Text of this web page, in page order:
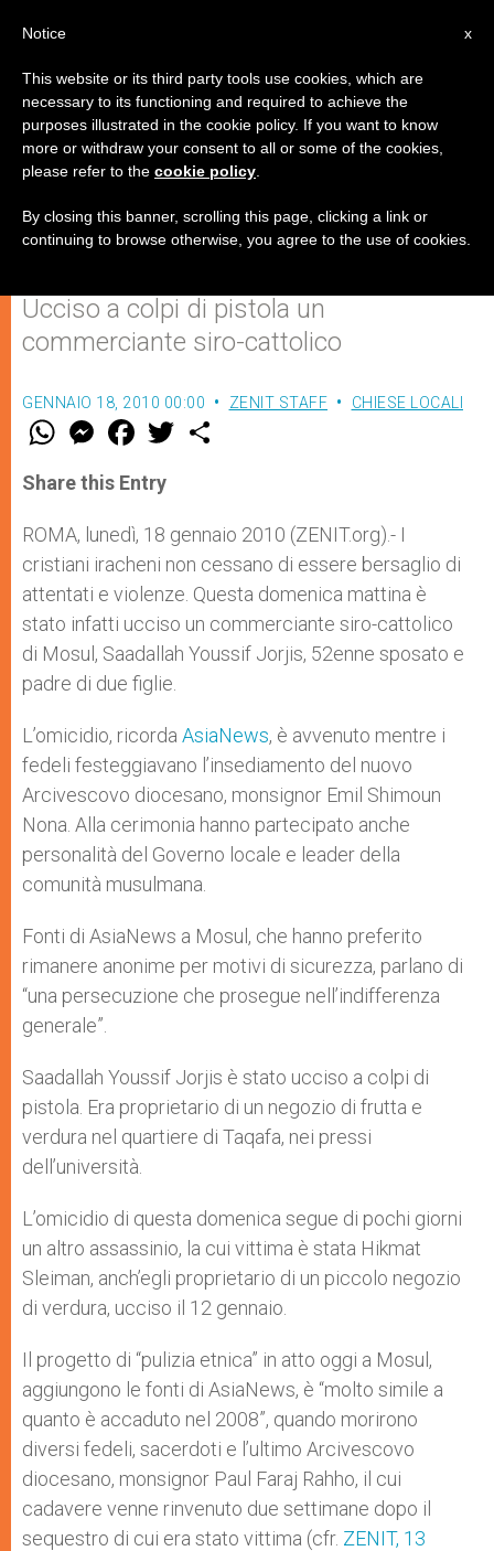
Iraq: insanguinata la festa
d'insediamento del nuovo
Arcivescovo di Mosul
Ucciso a colpi di pistola un
commerciante siro-cattolico
GENNAIO 18, 2010 00:00 ZENIT STAFF CHIESE LOCALI
W
t
s
p
p
M
e
s
e
g
e
r
F
a
e
b
o
w
r
Share this Entry
ROMA, lunedì, 18 gennaio 2010 (ZENIT.org).- I
cristiani iracheni non cessano di essere bersaglio di
attentati e violenze. Questa domenica mattina è
stato infatti ucciso un commerciante siro-cattolico
di Mosul, Saadallah Youssif Jorjis, 52enne sposato e
padre di due figlie.
L’omicidio, ricorda AsiaNews, è avvenuto mentre i
fedeli festeggiavano l’insediamento del nuovo
Arcivescovo diocesano, monsignor Emil Shimoun
Nona. Alla cerimonia hanno partecipato anche
personalità del Governo locale e leader della
comunità musulmana.
Fonti di AsiaNews a Mosul, che hanno preferito
rimanere anonime per motivi di sicurezza, parlano di
“una persecuzione che prosegue nell’indifferenza
generale”.
Saadallah Youssif Jorjis è stato ucciso a colpi di
pistola. Era proprietario di un negozio di frutta e
verdura nel quartiere di Taqafa, nei pressi
dell’università.
L’omicidio di questa domenica segue di pochi giorni
un altro assassinio, la cui vittima è stata Hikmat
Sleiman, anch’egli proprietario di un piccolo negozio
di verdura, ucciso il 12 gennaio.
Il progetto di “pulizia etnica” in atto oggi a Mosul,
aggiungono le fonti di AsiaNews, è “molto simile a
quanto è accaduto nel 2008”, quando morirono
diversi fedeli, sacerdoti e l’ultimo Arcivescovo
diocesano, monsignor Paul Faraj Rahho, il cui
cadavere venne rinvenuto due settimane dopo il
sequestro di cui era stato vittima (cfr. ZENIT, 13
x
Notice
This website or its third party tools use cookies, which are
necessary to its functioning and required to achieve the
purposes illustrated in the cookie policy. If you want to know
more or withdraw your consent to all or some of the cookies,
please refer to the cookie policy
By closing this banner, scrolling this page, clicking a link or
continuing to browse otherwise, you agree to the use of cookies.